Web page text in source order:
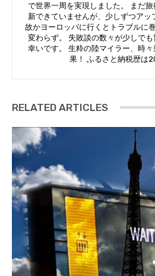
で世界一周を実現しました。 まだ
新できていませんが、少しずつアッ
故かヨーロッパに行くとトラブルに
変わらず。 失敗談の数々が少しで
幸いです。 生粋の陸マイラー、時
果！ ふるさと納税歴は
RELATED ARTICLES